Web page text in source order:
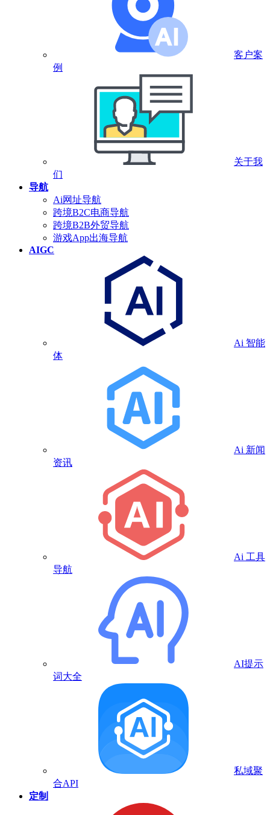
客户案
例
关于我
们
导航
Ai网址导航
跨境B2C电商导航
跨境B2B外贸导航
游戏App出海导航
AIGC
Ai 智能
体
Ai 新闻
资讯
Ai 工具
导航
AI提示
词大全
私域聚
合API
定制